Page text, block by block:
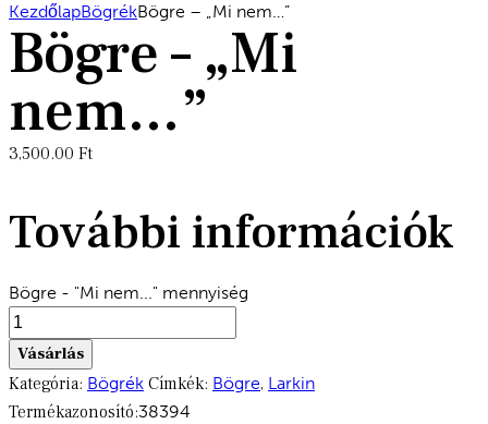
KezdőlapBögrékBögre – „Mi nem…”
Bögre – „Mi
nem…”
3,500.00 Ft
További információk
Bögre - "Mi nem..." mennyiség
Vásárlás
Kategória: Bögrék Címkék: Bögre, Larkin
Termékazonosító:38394